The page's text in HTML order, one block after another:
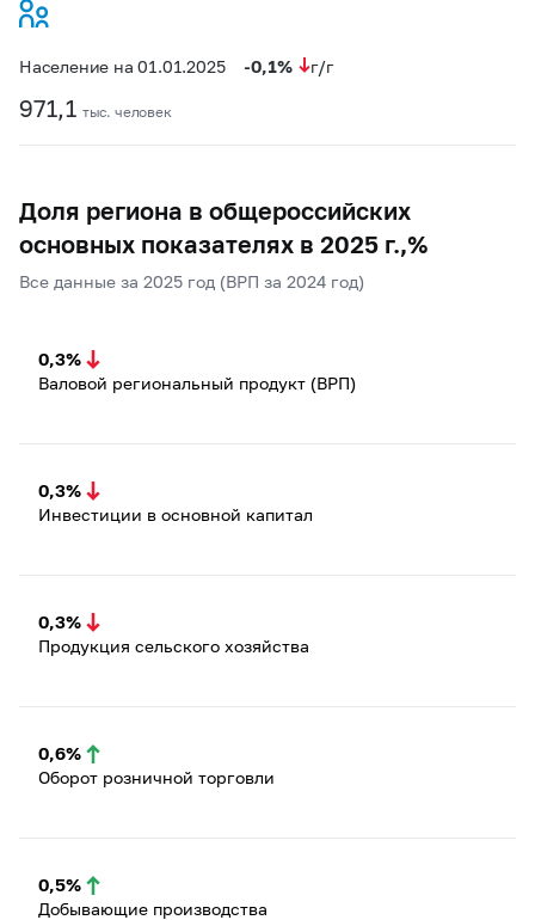
Население на 01.01.2025 -0,1% г/г
971,1 тыс. человек
Доля региона в общероссийских
основных показателях в 2025 г.,%
Все данные за 2025 год (ВРП за 2024 год)
0,3%
Валовой региональный продукт (ВРП)
0,3%
Инвестиции в основной капитал
0,3%
Продукция сельского хозяйства
0,6%
Оборот розничной торговли
0,5%
Добывающие производства